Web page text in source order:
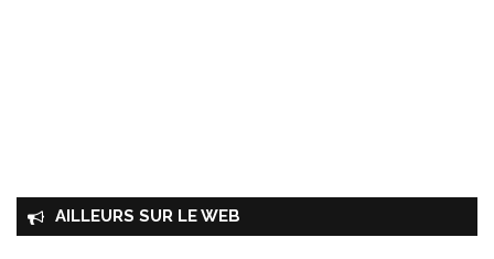
AILLEURS SUR LE WEB